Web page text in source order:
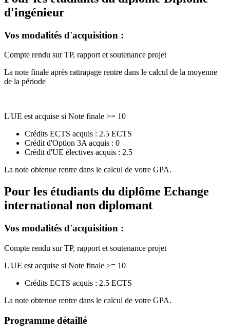
d'ingénieur
Vos modalités d'acquisition :
Compte rendu sur TP, rapport et soutenance projet
La note finale après rattrapage rentre dans le calcul de la moyenne
de la période
L'UE est acquise si Note finale >= 10
Crédits ECTS acquis : 2.5 ECTS
Crédit d'Option 3A acquis : 0
Crédit d'UE électives acquis : 2.5
La note obtenue rentre dans le calcul de votre GPA.
Pour les étudiants du diplôme Echange
international non diplomant
Vos modalités d'acquisition :
Compte rendu sur TP, rapport et soutenance projet
L'UE est acquise si Note finale >= 10
Crédits ECTS acquis : 2.5 ECTS
La note obtenue rentre dans le calcul de votre GPA.
Programme détaillé